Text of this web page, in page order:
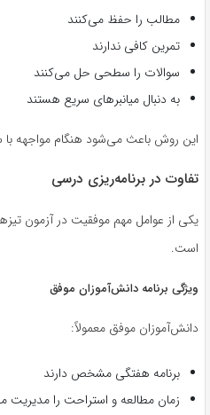
مطالب را حفظ می‌کنند
تمرین کافی ندارند
سوالات را سطحی حل می‌کنند
به دنبال میانبرهای سریع هستند
این روش باعث می‌شود هنگام مواجهه
تفاوت در برنامه‌ریزی درسی
یکی از عوامل مهم موفقیت در آزمون
است.
ویژگی برنامه دانش‌آموزان موفق
دانش‌آموزان موفق معمولاً:
برنامه هفتگی مشخص دارند
زمان مطالعه و استراحت را مدیریت